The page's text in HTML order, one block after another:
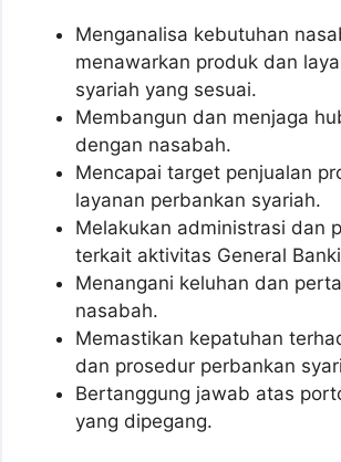
Menganalisa kebutuhan
menawarkan produk dan
syariah yang sesuai.
Membangun dan menjaga
dengan nasabah.
Mencapai target penjualan
layanan perbankan syariah.
Melakukan administrasi dan
terkait aktivitas General
Menangani keluhan dan
nasabah.
Memastikan kepatuhan
dan prosedur perbankan
Bertanggung jawab atas
yang dipegang.